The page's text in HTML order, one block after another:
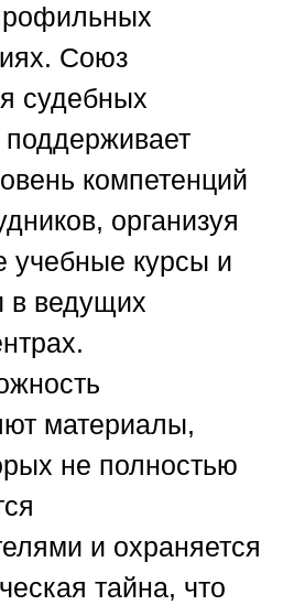
Союз
судебных
поддерживает
компетенций
организуя
учебные курсы и
в ведущих
материалы,
не полностью
и охраняется
тайна, что